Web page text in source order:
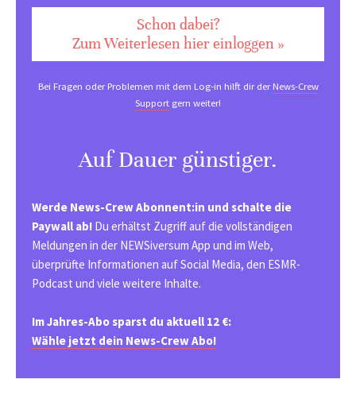
Schon dabei?
Zum Weiterlesen hier einloggen »
Bei Fragen oder Problemen mit dem Log-in hilft dir derNews-Crew
Support gern weiter!
Auf Dauer günstiger.
Werde News-Crew Abonnent:in und schalte die
Paywall ab! Du erhältst Zugriff auf die vollständigen
Meldungen in der NEWSiversum App und im Web,
überprüfte Informationen auf Social Media, den ESMR-
Podcast und viele weitere Inhalte.
Im Jahres-Abo sparst du aktuell 12 €:
Wähle jetzt dein News-Crew Abo!